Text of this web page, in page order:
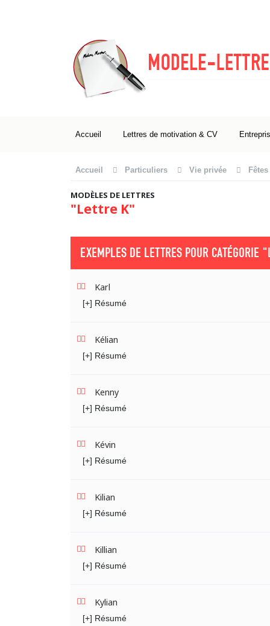
Accueil Lettres de motivation & CV
Accueil Particuliers Vie privée
MODÈLES DE LETTRES
"Lettre K"
EXEMPLES DE LETTRES POUR CATÉGORIE
Karl
[+] Résumé
Kélian
[+] Résumé
Kenny
[+] Résumé
Kévin
[+] Résumé
Kilian
[+] Résumé
Killian
[+] Résumé
Kylian
[+] Résumé